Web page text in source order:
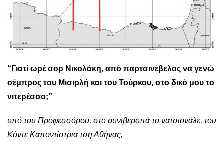
“Γιατί ωρέ σορ Νικολάκη, από παρτσινέβελος να γενώ
σέμπρος του Μισιρλή και του Τούρκου, στο δικό μου το
νιτερέσσο;”
υπό του Προφεσσόρου, στο ουνιβερσιτά το νατσιoνάλε, του
Κόντε Καποντίστρια τση Αθήνας,